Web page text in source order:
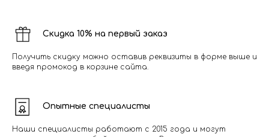
Скидка 10% на первый заказ
Получить скидку можно оставив реквизиты в форме выше и
введя промокод в корзине сайта.
Опытные специалисты
Наши специалисты работают с 2015 года и могут